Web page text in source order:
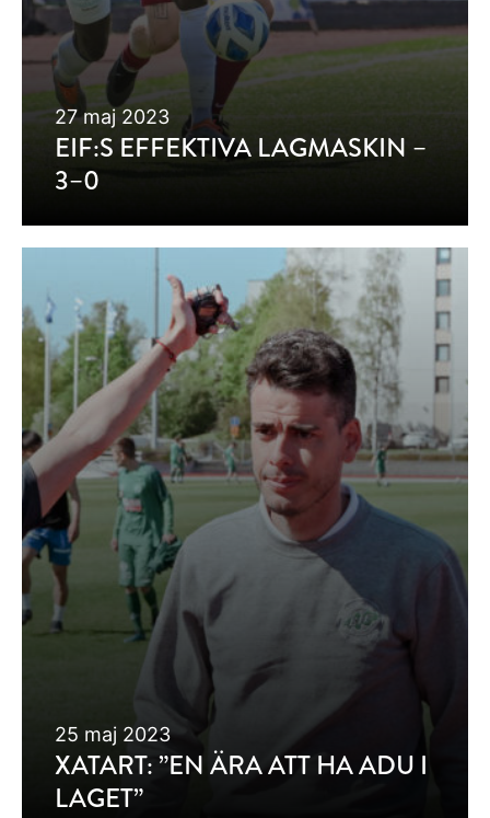
EIF:S EFFEKTIVA LAGMASKIN –
3–0
27 maj 2023
XATART: ”EN ÄRA ATT HA ADU I
LAGET”
25 maj 2023